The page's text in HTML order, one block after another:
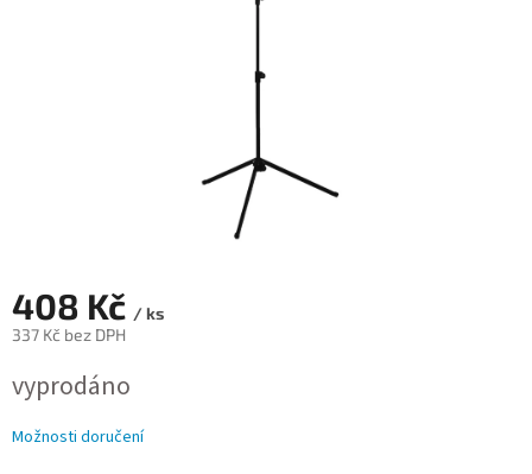
408 Kč / ks
337 Kč bez DPH
cena:
vyprodáno
Možnosti doručení